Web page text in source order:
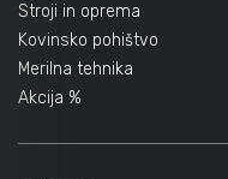
Stroji in oprema
Kovinsko pohištvo
Merilna tehnika
Akcija %